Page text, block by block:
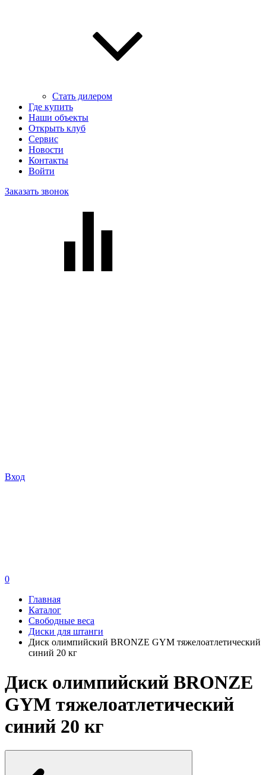
Стать дилером
Где купить
Наши объекты
Открыть клуб
Сервис
Новости
Контакты
Войти
Заказать звонок
Вход
0
Главная
Каталог
Свободные веса
Диски для штанги
Диск олимпийский BRONZE GYM тяжелоатлетический
синий 20 кг
Диск олимпийский BRONZE
GYM тяжелоатлетический
синий 20 кг